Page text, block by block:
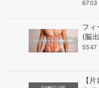
6703
フ
(脳
5547
【